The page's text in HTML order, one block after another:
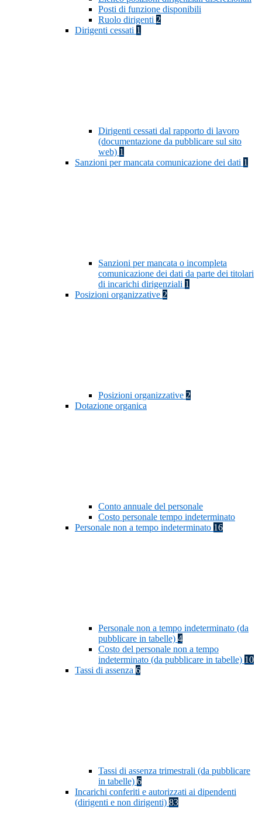
Posti di funzione disponibili
Ruolo dirigenti 2
Dirigenti cessati 1
Dirigenti cessati dal rapporto di lavoro
(documentazione da pubblicare sul sito
web) 1
Sanzioni per mancata comunicazione dei dati 1
Sanzioni per mancata o incompleta
comunicazione dei dati da parte dei titolari
di incarichi dirigenziali 1
Posizioni organizzative 2
Posizioni organizzative 2
Dotazione organica
Conto annuale del personale
Costo personale tempo indeterminato
Personale non a tempo indeterminato 16
Personale non a tempo indeterminato (da
pubblicare in tabelle) 4
Costo del personale non a tempo
indeterminato (da pubblicare in tabelle) 10
Tassi di assenza 6
Tassi di assenza trimestrali (da pubblicare
in tabelle) 6
Incarichi conferiti e autorizzati ai dipendenti
(dirigenti e non dirigenti) 83